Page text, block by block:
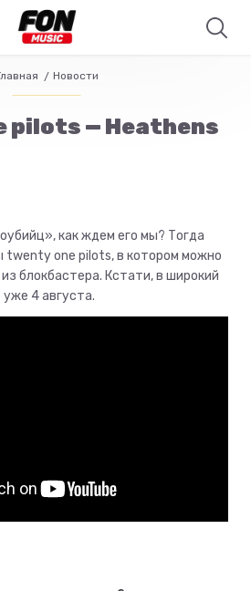
Новости
pilots — Heathens
как ждем его мы? Тогда
twenty one pilots, в котором можно
блокбастера. Кстати, в широкий
4 августа.